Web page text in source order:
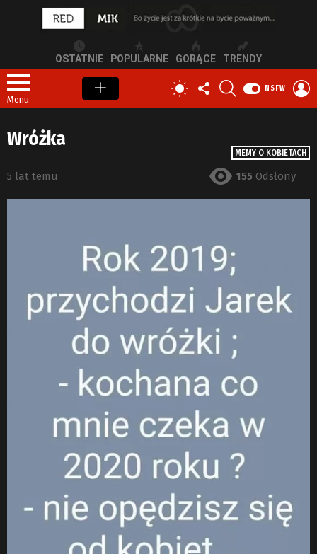
OSTATNIE POPULARNE GORĄCE TRENDY
Menu
PRZEŁĄCZ
SKÓRKĘ
OBSERWUJ
NAS
NSFW
MEMY O KOBIETACH
Wróżka
5 lat temu 155 Odsłony